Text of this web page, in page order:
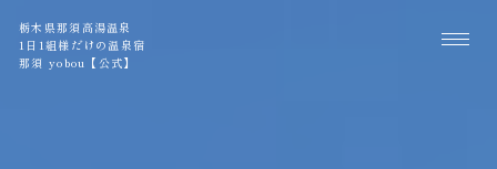
栃木県那須高湯温泉
1日1組様だけの温泉宿
那須 yobou【公式】